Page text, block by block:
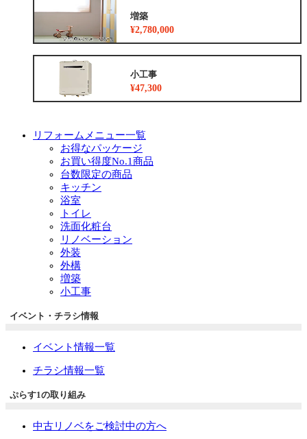
増築
¥2,780,000
小工事
¥47,300
リフォームメニュー一覧
お得なパッケージ
お買い得度No.1商品
台数限定の商品
キッチン
浴室
トイレ
洗面化粧台
リノベーション
外装
外構
増築
小工事
イベント・チラシ情報
イベント情報一覧
チラシ情報一覧
ぷらす1の取り組み
中古リノベをご検討中の方へ